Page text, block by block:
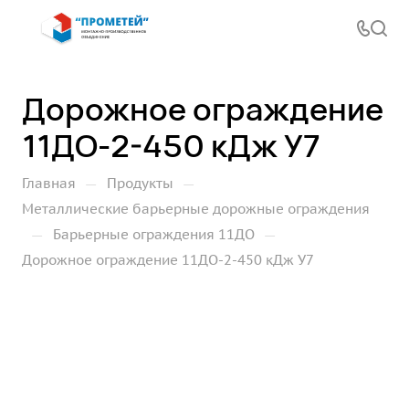
Дорожное ограждение
11ДО-2-450 кДж У7
Главная — Продукты —
Металлические барьерные дорожные ограждения
— Барьерные ограждения 11ДО —
Дорожное ограждение 11ДО-2-450 кДж У7